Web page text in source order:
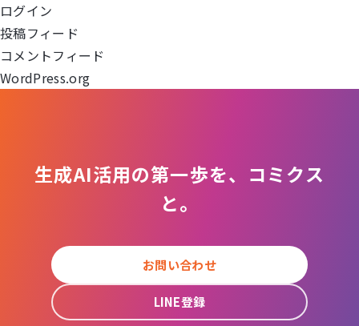
シ
ョ
ン
ログイン
投稿フィード
コメントフィード
WordPress.org
生成AI活用の第一歩を、コミクス
と。
お問い合わせ
LINE登録